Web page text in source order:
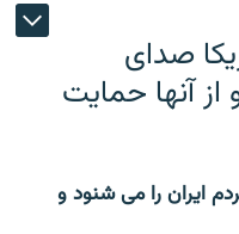
صدای
آنها حمایت
ایران را می شنود و